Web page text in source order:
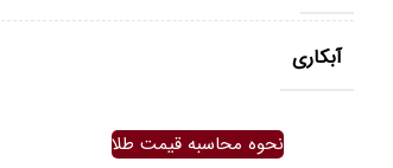
آبکاری
نحوه محاسبه قیمت طلا